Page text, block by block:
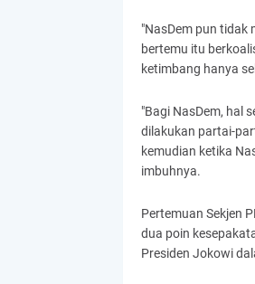
"NasDem pun tidak
bertemu itu
ketimbang hanya
"Bagi NasDem, hal
dilakukan partai-
kemudian ketika
imbuhnya.
Pertemuan Sekjen
dua poin
Presiden Jokowi